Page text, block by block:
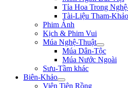
Tỉa Hoa Trong
Tài-Liệu Tham-Khảo
Phim Ảnh
Kịch & Phim Vui
Múa Nghệ-Thuật
Múa Dân-Tộc
Múa Nước Ngoài
Sưu-Tầm khác
Biên-Khảo
Viện Tiên Rồng